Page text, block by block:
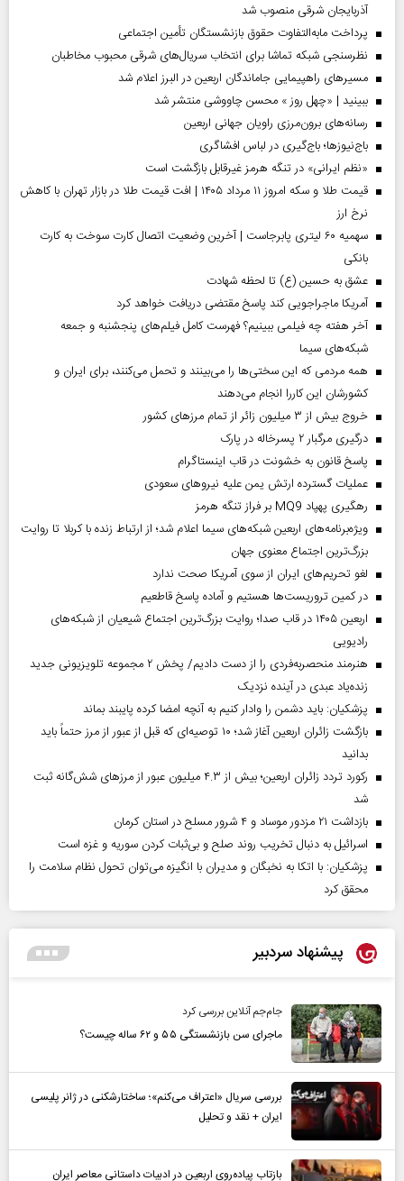
آذربایجان شرقی منصوب شد
پرداخت مابه‌التفاوت حقوق بازنشستگان تأمین اجتماعی
نظرسنجی شبکه تماشا برای انتخاب سریال‌های شرقی محبوب مخاطبان
مسیر‌های راهپیمایی جاماندگان اربعین در البرز اعلام شد
ببینید | «چهل روز » محسن چاووشی منتشر شد
رسانه‌های برون‌مرزی راویان جهانی اربعین
باج‌نیوزها؛ باج‌گیری در لباس افشاگری
«نظم ایرانی» در تنگه هرمز غیرقابل بازگشت است
قیمت طلا و سکه امروز ۱۱ مرداد ۱۴۰۵ | افت قیمت طلا در بازار تهران با کاهش
نرخ ارز
سهمیه ۶۰ لیتری پابرجاست | آخرین وضعیت اتصال کارت سوخت به کارت
بانکی
عشق به حسین (ع) تا لحظه شهادت
آمریکا ماجراجویی کند پاسخ مقتضی دریافت خواهد کرد
آخر هفته چه فیلمی ببینیم؟ فهرست کامل فیلم‌های پنجشنبه و جمعه
شبکه‌های سیما
همه مردمی که این سختی‌ها را می‌بینند و تحمل می‌کنند، برای ایران و
کشورشان این کاررا انجام می‌دهند
خروج بیش از ۳ میلیون زائر از تمام مرز‌های کشور
درگیری مرگبار ۲ پسرخاله در پارک
پاسخ قانون به خشونت در قاب اینستاگرام
عملیات گسترده ارتش یمن علیه نیروهای سعودی
رهگیری پهپاد MQ9 بر فراز تنگه هرمز
ویژه‌برنامه‌های اربعین شبکه‌های سیما اعلام شد؛ از ارتباط زنده با کربلا تا روایت
بزرگ‌ترین اجتماع معنوی جهان
لغو تحریم‌های ایران از سوی آمریکا صحت ندارد
در کمین تروریست‌ها هستیم و آماده پاسخ قاطعیم
اربعین ۱۴۰۵ در قاب صدا؛ روایت بزرگ‌ترین اجتماع شیعیان از شبکه‌های
رادیویی
هنرمند منحصر‌به‌فردی را از دست دادیم/ پخش ۲ مجموعه تلویزیونی جدید
زنده‌یاد عبدی در آینده نزدیک
پزشکیان: باید دشمن را وادار کنیم به آنچه امضا کرده پایبند بماند
بازگشت زائران اربعین آغاز شد؛ ۱۰ توصیه‌ای که قبل از عبور از مرز حتماً باید
بدانید
رکورد تردد زائران اربعین؛ بیش از ۴.۳ میلیون عبور از مرزهای شش‌گانه ثبت
شد
بازداشت ۲۱ مزدور موساد و ۴ شرور مسلح در استان کرمان
اسرائیل به دنبال تخریب روند صلح و بی‌ثبات کردن سوریه و غزه است
پزشکیان: با اتکا به نخبگان و مدیران با انگیزه می‌توان تحول نظام سلامت را
محقق کرد
پیشنهاد سردبیر
جام‌جم آنلاین بررسی کرد
ماجرای سن بازنشستگی ۵۵ و ۶۲ ساله چیست؟
بررسی سریال «اعتراف می‌کنم»؛ ساختارشکنی در ژانر پلیسی
ایران + نقد و تحلیل
بازتاب پیاده‌روی اربعین در ادبیات داستانی معاصر ایران